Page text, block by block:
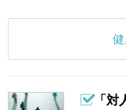
「対